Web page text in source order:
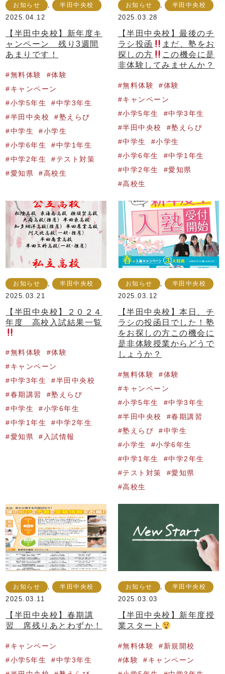
お知らせ , 半田中央校
2025.04.12
【半田中央校】新年度キ
ャンペーン 残り3週間
あまりです！
無料体験
体験
キャンペーン
小学5年生
中学3年生
半田中央校
塾えらび
中学生
小学生
小学6年生
中学1年生
中学2年生
テスト対策
愛知県
高校生
お知らせ , 半田中央校
2025.03.28
【半田中央校】最後のチ
ラシ投函
まだ、塾をお
探しの方
この機会に是
非体験してみませんか？
無料体験
体験
キャンペーン
小学5年生
中学3年生
半田中央校
塾えらび
中学生
小学生
小学6年生
中学1年生
中学2年生
愛知県
高校生
お知らせ , 半田中央校
2025.03.21
【半田中央校】２０２４
年度 高校入試結果一覧
無料体験
体験
キャンペーン
中学3年生
半田中央校
春期講習
塾えらび
中学生
小学6年生
中学1年生
中学2年生
愛知県
入試情報
お知らせ , 半田中央校
2025.03.12
【半田中央校】本日、チ
ラシの投函日でした！塾
をお探しの方この機会に
是非体験授業からどうで
しょうか？
無料体験
体験
キャンペーン
小学5年生
中学3年生
半田中央校
春期講習
塾えらび
中学生
小学生
小学6年生
中学1年生
中学2年生
テスト対策
愛知県
高校生
お知らせ , 半田中央校
2025.03.11
【半田中央校】春期講
習 席残りあとわずか！
キャンペーン
小学5年生
中学3年生
お知らせ , 半田中央校
2025.03.03
【半田中央校】新年度授
業スタート
無料体験
新規開校
体験
キャンペーン